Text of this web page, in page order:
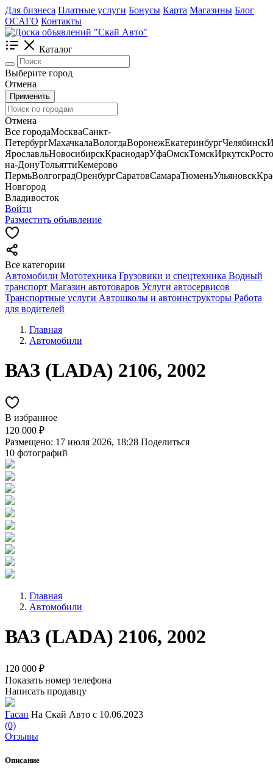
Для бизнеса Платные услуги Бонусы Карта Магазины Блог
ОСАГО Контакты
Каталог
Выберите город
Отмена
Применить
Отмена
Все городаМоскваСанкт-
ПетербургМахачкалаВологдаВоронежЕкатеринбургЧелябинск
ЯрославльНовосибирскКраснодарУфаОмскТомскИркутск
на-ДонуТольяттиКемерово
ПермьВолгоградОренбургСаратовСамараТюменьУльяновск
Новгород
Владивосток
Войти
Разместить объявление
Все категории
Автомобили Мототехника Грузовики и спецтехника Водный
транспорт Магазин автотоваров Услуги автосервисов
Транспортные услуги Автошколы и автоинструкторы Работа
для водителей
Главная
Автомобили
ВАЗ (LADA) 2106, 2002
В избранное
120 000 ₽
Размещено: 17 июля 2026, 18:28 Поделиться
10 фотографий
Главная
Автомобили
ВАЗ (LADA) 2106, 2002
120 000 ₽
Показать номер телефона
Написать продавцу
Гасан На Скай Авто с 10.06.2023
(0)
Отзывы
Описание